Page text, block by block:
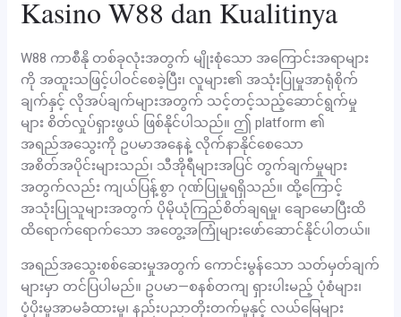
Kasino W88 dan Kualitinya
W88 ကာစီနို တစ်ခုလုံးအတွက် မျိုးစုံသော အကြောင်းအရာများ
ကို အထူးသဖြင့်ပါဝင်စေခဲ့ပြီး၊ လူများ၏ အသုံးပြုမှုအာရုံစိုက်
ချက်နှင့် လိုအပ်ချက်များအတွက် သင့်တင့်သည့်ဆောင်ရွက်မှု
များ စိတ်လှုပ်ရှားဖွယ် ဖြစ်နိုင်ပါသည်။ ဤ platform ၏
အရည်အသွေးကို ဥပမာအနေနဲ့ လိုက်နာနိုင်စေသော
အစိတ်အပိုင်းများသည်၊ သီအိုရီများအပြင် တွက်ချက်မှုများ
အတွက်လည်း ကျယ်ပြန့်စွာ ဂုဏ်ပြုမှုရရှိသည်။ ထို့ကြောင့်
အသုံးပြုသူများအတွက် ပိုမိုယုံကြည်စိတ်ချရမှု၊ ချောမောပြီးထိ
ထိရောက်ရောက်သော အတွေ့အကြုံများဖော်ဆောင်နိုင်ပါတယ်။
အရည်အသွေးစစ်ဆေးမှုအတွက် ကောင်းမွန်သော သတ်မှတ်ချက်
များမှာ တင်ပြပါမည်။ ဥပမာ—စနစ်တကျ ရှားပါးမည့် ပုံစံများ၊
ပံ့ပိုးမှုအာမခံထားမှု၊ နည်းပညာတိုးတက်မှုနှင့် လယ်မြေများ